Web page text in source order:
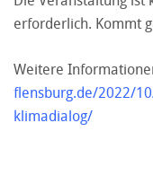
erforderlich. Kommt
Weitere
flensburg.de/2022/
klimadialog/